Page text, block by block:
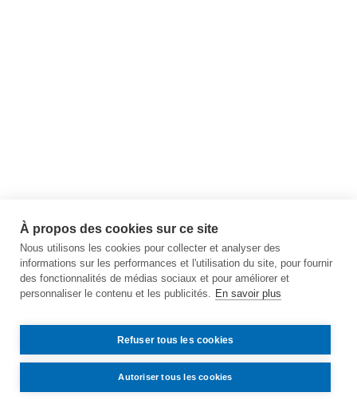
À propos des cookies sur ce site
Nous utilisons les cookies pour collecter et analyser des
informations sur les performances et l'utilisation du site, pour fournir
des fonctionnalités de médias sociaux et pour améliorer et
personnaliser le contenu et les publicités. En savoir plus
Refuser tous les cookies
Autoriser tous les cookies